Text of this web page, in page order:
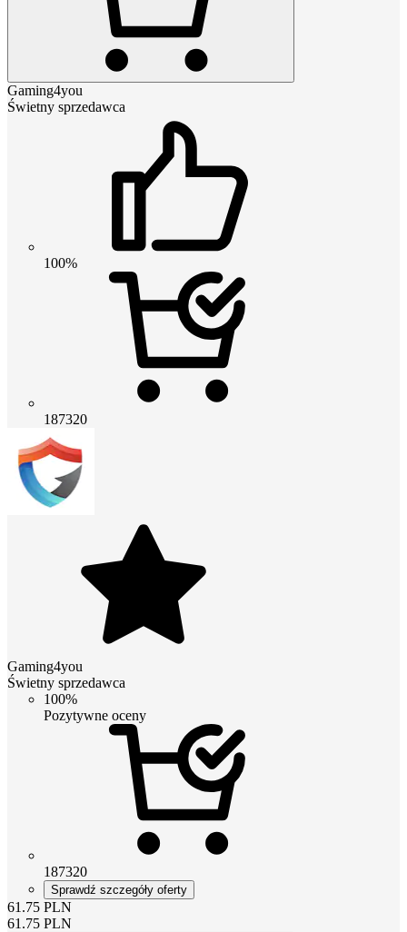
Gaming4you
Świetny sprzedawca
100%
187320
Gaming4you
Świetny sprzedawca
100%
Pozytywne oceny
187320
Sprawdź szczegóły oferty
61.75 PLN
61.75 PLN